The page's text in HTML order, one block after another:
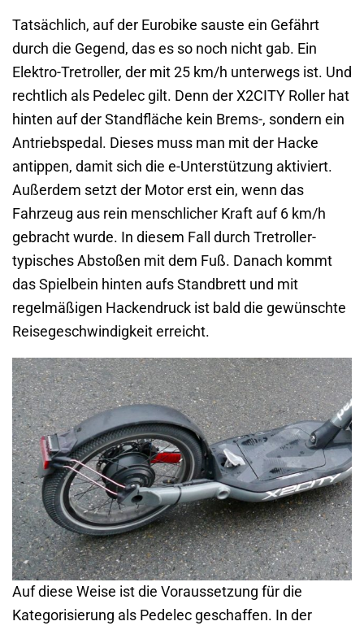
Tatsächlich, auf der Eurobike sauste ein Gefährt
durch die Gegend, das es so noch nicht gab. Ein
Elektro-Tretroller, der mit 25 km/h unterwegs ist. Und
rechtlich als Pedelec gilt. Denn der X2CITY Roller hat
hinten auf der Standfläche kein Brems-, sondern ein
Antriebspedal. Dieses muss man mit der Hacke
antippen, damit sich die e-Unterstützung aktiviert.
Außerdem setzt der Motor erst ein, wenn das
Fahrzeug aus rein menschlicher Kraft auf 6 km/h
gebracht wurde. In diesem Fall durch Tretroller-
typisches Abstoßen mit dem Fuß. Danach kommt
das Spielbein hinten aufs Standbrett und mit
regelmäßigen Hackendruck ist bald die gewünschte
Reisegeschwindigkeit erreicht.
Auf diese Weise ist die Voraussetzung für die
Kategorisierung als Pedelec geschaffen. In der